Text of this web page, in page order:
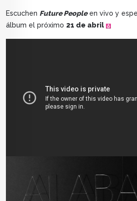
Escuchen Future People en vivo y
álbum el próximo 21 de abril